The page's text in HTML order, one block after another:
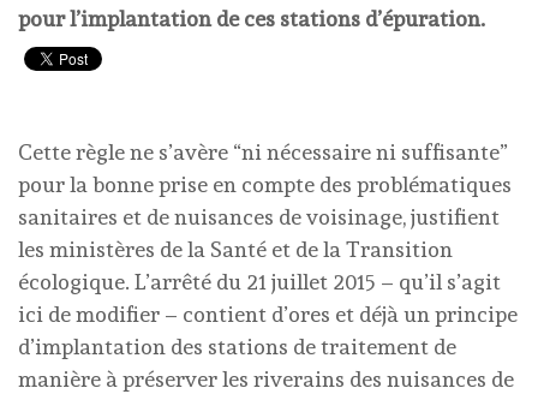
pour l’implantation de ces stations d’épuration.
Cette règle ne s’avère “ni nécessaire ni suffisante”
pour la bonne prise en compte des problématiques
sanitaires et de nuisances de voisinage, justifient
les ministères de la Santé et de la Transition
écologique. L’arrêté du 21 juillet 2015 – qu’il s’agit
ici de modifier – contient d’ores et déjà un principe
d’implantation des stations de traitement de
manière à préserver les riverains des nuisances de